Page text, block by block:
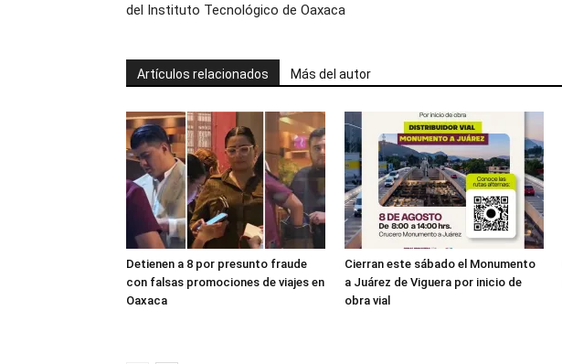
del Instituto Tecnológico de Oaxaca
Artículos relacionados Más del autor
Detienen a 8 por presunto fraude
con falsas promociones de viajes en
Oaxaca
Cierran este sábado el Monumento
a Juárez de Viguera por inicio de
obra vial